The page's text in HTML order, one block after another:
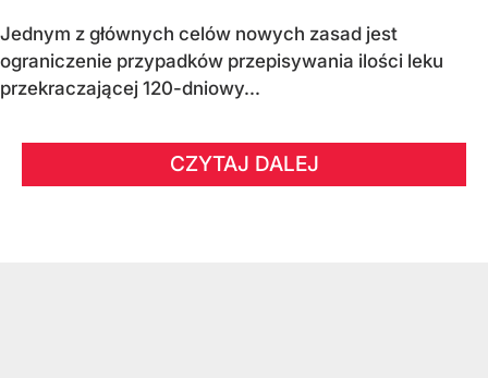
Jednym z głównych celów nowych zasad jest
ograniczenie przypadków przepisywania ilości leku
przekraczającej 120-dniowy...
CZYTAJ DALEJ